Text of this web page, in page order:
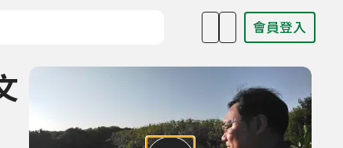
會員登入